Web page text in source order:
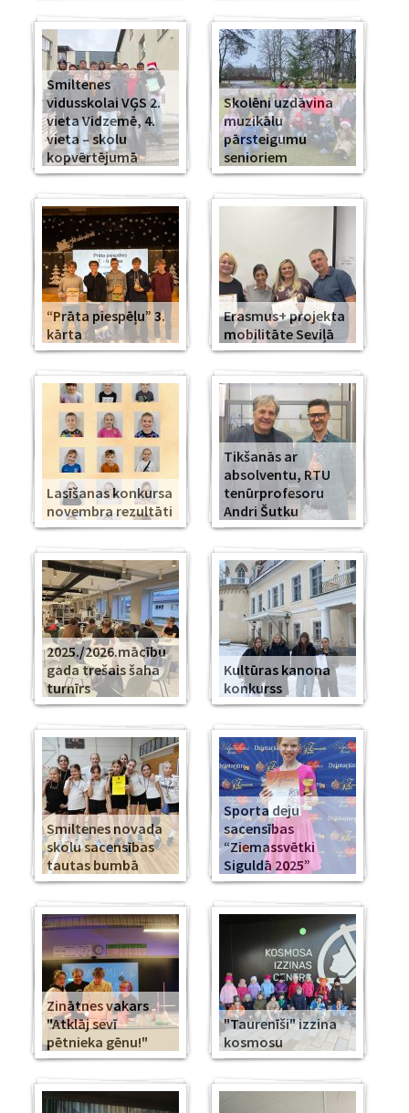
Smiltenes
vidusskolai VĢS 2.
vieta Vidzemē, 4.
vieta – skolu
kopvērtējumā
Skolēni uzdāvina
muzikālu
pārsteigumu
senioriem
“Prāta piespēļu” 3.
kārta
Erasmus+ projekta
mobilitāte Seviļā
Lasīšanas konkursa
novembra rezultāti
Tikšanās ar
absolventu, RTU
tenūrprofesoru
Andri Šutku
2025./2026.mācību
gada trešais šaha
turnīrs
Kultūras kanona
konkurss
Smiltenes novada
skolu sacensības
tautas bumbā
Sporta deju
sacensības
“Ziemassvētki
Siguldā 2025”
Zinātnes vakars
"Atklāj sevī
pētnieka gēnu!"
"Taurenīši" izzina
kosmosu